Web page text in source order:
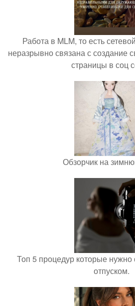
Работа в MLM, то есть
неразрывно связана с создание
страницы в соц
Обзорчик на
Топ 5 процедур которые нужно
отпуском.